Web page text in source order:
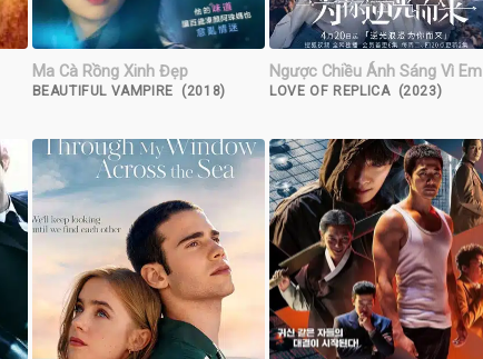
Ma Cà Rồng Xinh Đẹp
BEAUTIFUL VAMPIRE (2018)
Ngược Chiều Ánh Sáng Vì Em
LOVE OF REPLICA (2023)